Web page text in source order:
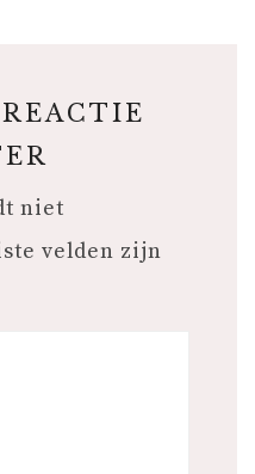
niet
velden zijn